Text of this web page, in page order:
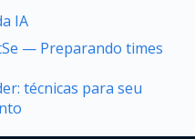
IA
— Preparando times
técnicas para seu